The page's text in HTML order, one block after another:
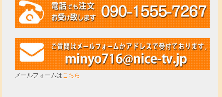
メールフォームはこちら